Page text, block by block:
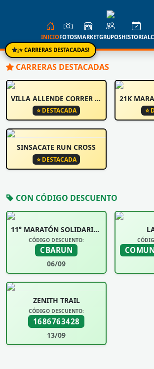
¡⭐ CARRERAS DESTACADAS!
INICIOFOTOSMARKETGRUPOSHISTORIAL
CARRERAS DESTACADAS
VILLA ALLENDE CORRER Y CAMINA
⭐ DESTACADA ⭐
SINSACATE RUN CROSS
⭐ DESTACADA
CON CÓDIGO DESCUENTO
11° MARATÓN SOLIDARIA UNIVERSIDAD SIGLO 21
CÓDIGO DESCUENTO:
CBARUN
06/09
ZENITH TRAIL
CÓDIGO DESCUENTO:
1686763428
13/09